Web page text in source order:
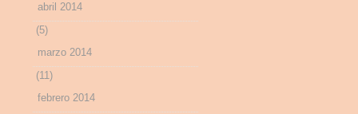
abril 2014
(5)
marzo 2014
(11)
febrero 2014